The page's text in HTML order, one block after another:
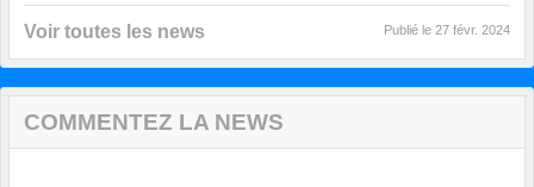
Voir toutes les news Publié le 27 févr. 2024
COMMENTEZ LA NEWS